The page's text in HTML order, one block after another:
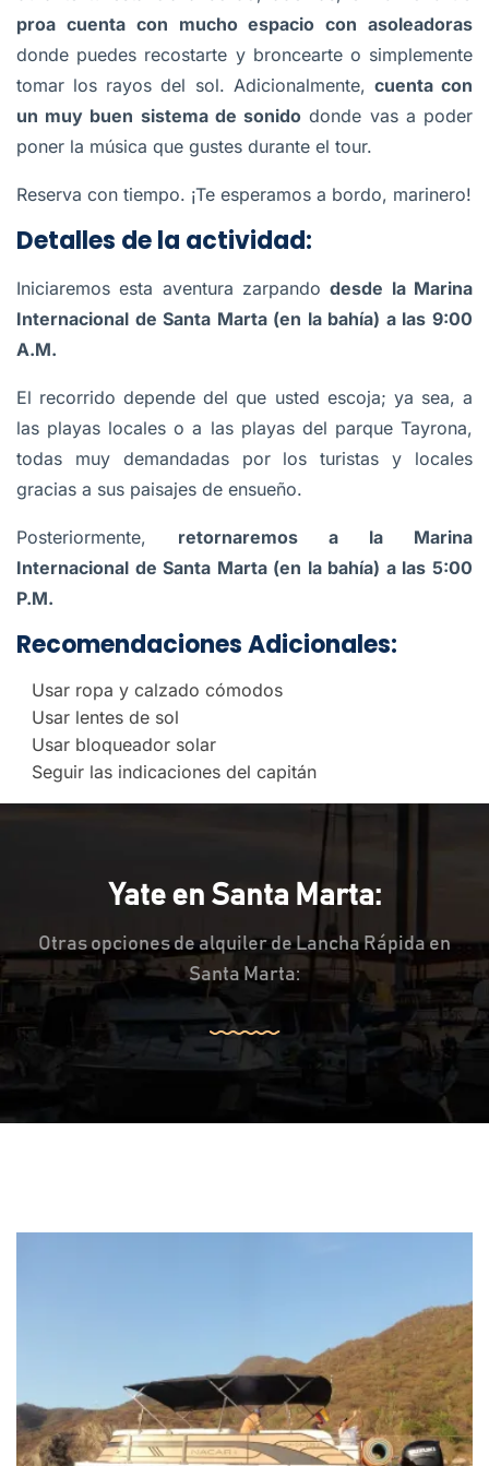
proa cuenta con mucho espacio con asoleadoras
donde puedes recostarte y broncearte o simplemente
tomar los rayos del sol. Adicionalmente, cuenta con
un muy buen sistema de sonido donde vas a poder
poner la música que gustes durante el tour.
Reserva con tiempo. ¡Te esperamos a bordo, marinero!
Detalles de la actividad:
Iniciaremos esta aventura zarpandodesde la Marina
Internacional de Santa Marta (en la bahía) a las 9:00
A.M.
El recorrido depende del que usted escoja; ya sea, a
las playas locales o a las playas del parque Tayrona,
todas muy demandadas por los turistas y locales
gracias a sus paisajes de ensueño.
Posteriormente, retornaremos a la Marina
Internacional de Santa Marta (en la bahía) a las 5:00
P.M.
Recomendaciones Adicionales:
Usar ropa y calzado cómodos
Usar lentes de sol
Usar bloqueador solar
Seguir las indicaciones del capitán
Yate en Santa Marta:
Otras opciones de alquiler de Lancha Rápida en
Santa Marta: